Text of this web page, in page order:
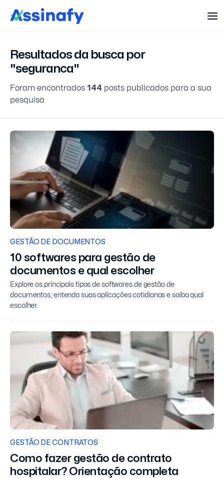
Resultados da busca por
"seguranca"
Foram encontrados 144 posts publicados para a sua
pesquisa
GESTÃO DE DOCUMENTOS
10 softwares para gestão de
documentos e qual escolher
Explore os principais tipos de softwares de gestão de
documentos, entenda suas aplicações cotidianas e saiba qual
escolher.
GESTÃO DE CONTRATOS
Como fazer gestão de contrato
hospitalar? Orientação completa